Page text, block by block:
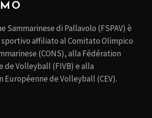
Sammarinese di Pallavolo (FSPAV) è
sportivo affiliato al Comitato Olimpico
(CONS), alla Fédération
de Volleyball (FIVB) e alla
Européenne de Volleyball (CEV).